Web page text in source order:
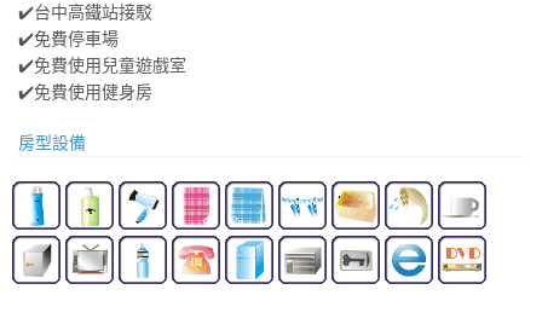
✔️台中高鐵站接駁
✔️免費停車場
✔️免費使用兒童遊戲室
✔️免費使用健身房
房型設備